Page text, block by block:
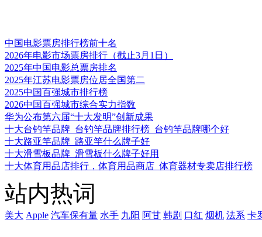
中国电影票房排行榜前十名
2026年电影市场票房排行（截止3月1日）
2025年中国电影总票房排名
2025年江苏电影票房位居全国第二
2025中国百强城市排行榜
2026中国百强城市综合实力指数
华为公布第六届“十大发明”创新成果
十大台钓竿品牌_台钓竿品牌排行榜_台钓竿品牌哪个好
十大路亚竿品牌_路亚竿什么牌子好
十大滑雪板品牌_滑雪板什么牌子好用
十大体育用品店排行，体育用品商店_体育器材专卖店排行榜
站内热词
美大 Apple 汽车保有量 水手 九阳 阿甘 韩剧 口红 烟机 法系 卡